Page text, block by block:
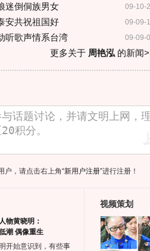
09-10-
迷倒侗族男女
09-09-
安共祝祖国好
09-09-
听歌声情系台湾
更多关于 周艳泓的新闻
户，请点击右上角“新用户注册”进行注册！
物黄晓明：
潮 偶像重生
开始意识到，有些事
视频策划